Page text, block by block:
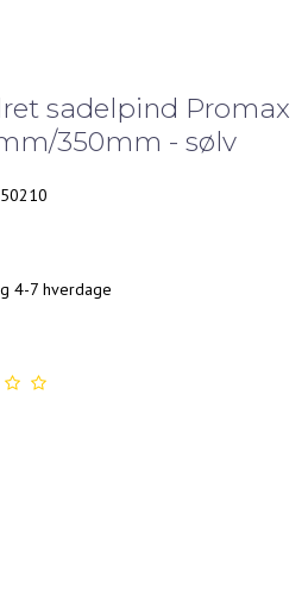
sadelpind Promax
350mm - sølv
4-7 hverdage